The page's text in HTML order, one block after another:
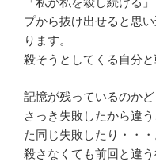
プから抜け出せると思
ります。
殺そうとしてくる自分と
記憶が残っているのか
さっき失敗したから違
た同じ失敗したり・・・
殺さなくても前回と違